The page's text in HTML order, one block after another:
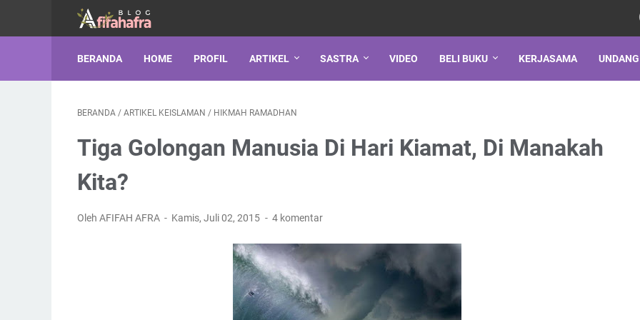
BERANDA HOME PROFIL ARTIKEL SASTRA VIDEO BELI BUKU KERJASAMA
BERANDA / ARTIKEL KEISLAMAN / HIKMAH RAMADHAN
Tiga Golongan Manusia Di Hari Kiamat, Di Manakah
Kita?
Oleh AFIFAH AFRA Kamis, Juli 02, 2015 4 komentar